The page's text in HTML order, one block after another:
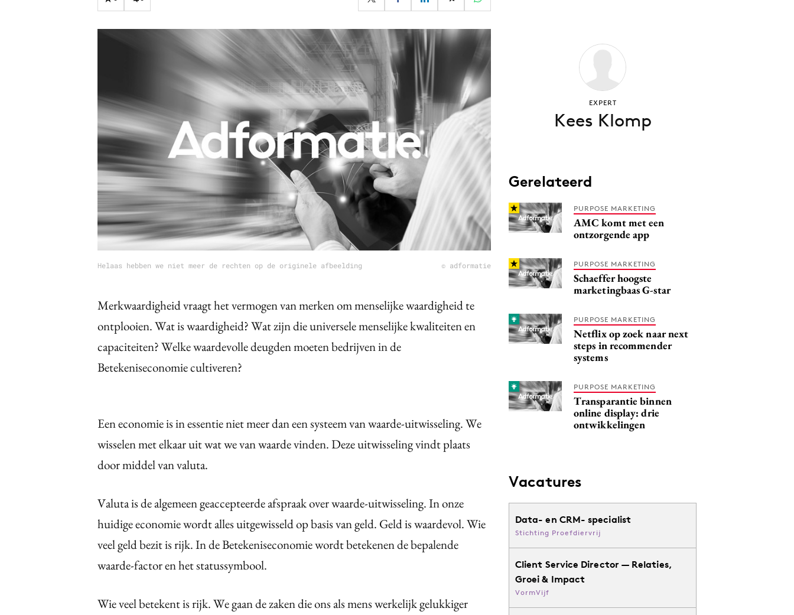
Influencer marketing
Interne communicatie
Martech
Reputatie & crisis
Helaas hebben we niet meer de rechten op de originele afbeelding © adformatie
Merkwaardigheid vraagt het vermogen van merken om menselijke waardigheid te
ontplooien. Wat is waardigheid? Wat zijn die universele menselijke kwaliteiten en
capaciteiten? Welke waardevolle deugden moeten bedrijven in de
Betekeniseconomie cultiveren?
Een economie is in essentie niet meer dan een systeem van waarde-uitwisseling. We
wisselen met elkaar uit wat we van waarde vinden. Deze uitwisseling vindt plaats
door middel van valuta.
Valuta is de algemeen geaccepteerde afspraak over waarde-uitwisseling. In onze
huidige economie wordt alles uitgewisseld op basis van geld. Geld is waardevol. Wie
veel geld bezit is rijk. In de Betekeniseconomie wordt betekenen de bepalende
waarde-factor en het statussymbool.
Wie veel betekent is rijk. We gaan de zaken die ons als mens werkelijk gelukkiger
EXPERT
Kees Klomp
Gerelateerd
PURPOSE MARKETING
AMC komt met een
ontzorgende app
PURPOSE MARKETING
Schaeffer hoogste
marketingbaas G-star
PURPOSE MARKETING
Netflix op zoek naar next
steps in recommender
systems
PURPOSE MARKETING
Transparantie binnen
online display: drie
ontwikkelingen
Vacatures
Data- en CRM- specialist
Stichting Proefdiervrij
Client Service Director — Relaties,
Groei & Impact
VormVijf